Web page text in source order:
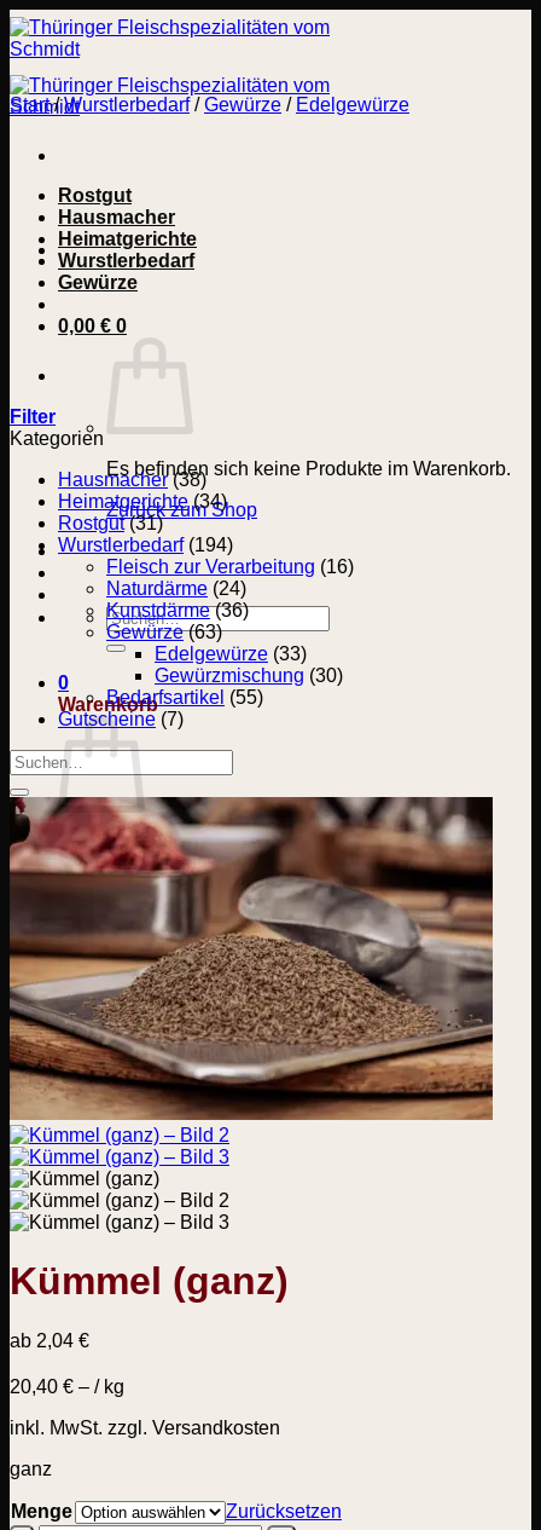
Zum
Inhalt
springen
Rostgut
Hausmacher
Heimatgerichte
Wurstlerbedarf
Gewürze
0,00 € 0
Es befinden sich keine Produkte im Warenkorb.
Zurück zum Shop
Suchen
nach:
0
Warenkorb
Es befinden sich keine Produkte im Warenkorb.
Zurück zum Shop
Start / Wurstlerbedarf / Gewürze / Edelgewürze
Filter
Kategorien
Hausmacher (38)
Heimatgerichte (34)
Rostgut (31)
Wurstlerbedarf (194)
Fleisch zur Verarbeitung (16)
Naturdärme (24)
Kunstdärme (36)
Gewürze (63)
Edelgewürze (33)
Gewürzmischung (30)
Bedarfsartikel (55)
Gutscheine (7)
Suchen
nach:
Kümmel (ganz)
ab 2,04 €
20,40 € – / kg
inkl. MwSt. zzgl. Versandkosten
ganz
Menge Zurücksetzen